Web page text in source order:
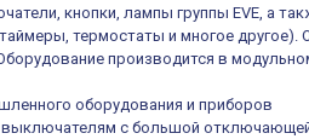
кнопки, лампы группы EVE, а
термостаты и многое другое).
производится в
оборудования и приборов
выключателям с большой